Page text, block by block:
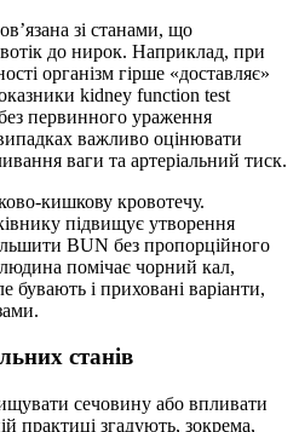
зі станами, що
до нирок. Наприклад, при
організм гірше «доставляє»
kidney function test
первинного ураження
важливо оцінювати
ваги та артеріальний тиск.
кишкову кровотечу.
підвищує утворення
BUN без пропорційного
людина помічає чорний кал,
бувають і приховані варіанти,
станів
сечовину або впливати
практиці згадують, зокрема,